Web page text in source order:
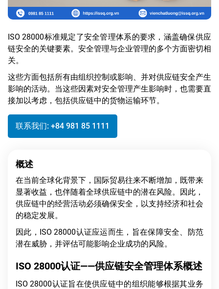
ISO 28000标准规定了安全管理体系的要求，涵盖确保供应
链安全的关键要素。安全管理与企业管理的多个方面密切相
关。
这些方面包括所有由组织控制或影响、并对供应链安全产生
影响的活动。当这些因素对安全管理产生影响时，也需要直
接加以考虑，包括供应链中的货物运输环节。
联系我们: +84 981 85 1111
概述
在当前全球化背景下，国际贸易往来不断增加，既带来
显著收益，也伴随着全球供应链中的潜在风险。因此，
供应链中的经营活动必须确保安全，以支持经济和社会
的稳定发展。
因此，ISO 28000认证应运而生，旨在保障安全、防范
潜在威胁，并评估可能影响企业成功的风险。
ISO 28000认证——供应链安全管理体系概述
ISO 28000认证旨在使供应链中的组织能够根据其业务